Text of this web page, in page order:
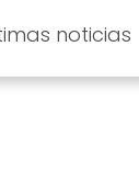
noticias